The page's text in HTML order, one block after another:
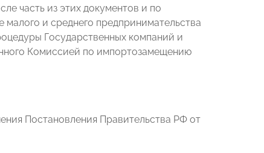
часть из этих документов и по
и среднего предпринимательства
Государственных компаний и
Комиссией по импортозамещению
Постановления Правительства РФ от